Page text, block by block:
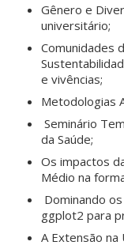
Gênero e
universitário;
Comunidades
e vivências;
Metodologias
Seminário
da Saúde;
Os impactos
Médio na
Dominando
ggplot2 para
A Extensão na